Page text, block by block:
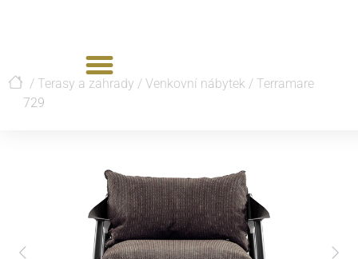
/ Terasy a zahrady / Venkovní nábytek / Terramare
729